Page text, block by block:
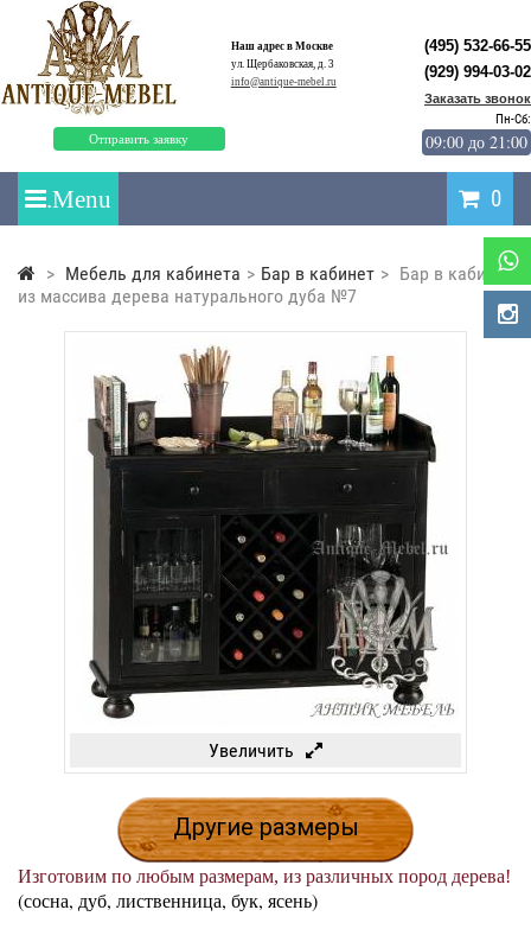
Наш адрес в Москве
ул. Щербаковская, д. 3
info@antique-mebel.ru
Отправить заявку
(495) 532-66-55
(929) 994-03-02
Заказать звонок
Пн-Сб:
09:00 до 21:00
0
> Мебель для кабинета > Бар в кабинет > Бар в кабинет
из массива дерева натурального дуба №7
Увеличить
Другие размеры
Изготовим по любым размерам, из различных пород дерева!
(сосна, дуб, лиственница, бук, ясень)